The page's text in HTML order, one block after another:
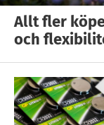
Allt fler
och